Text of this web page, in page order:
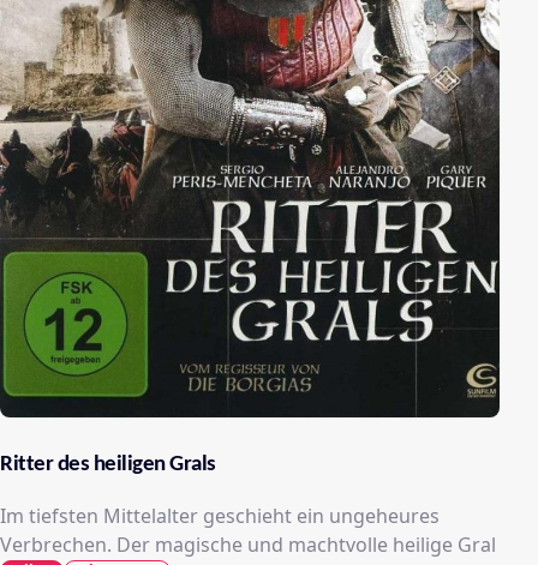
Ritter des heiligen Grals
Im tiefsten Mittelalter geschieht ein ungeheures
Verbrechen. Der magische und machtvolle heilige Gral